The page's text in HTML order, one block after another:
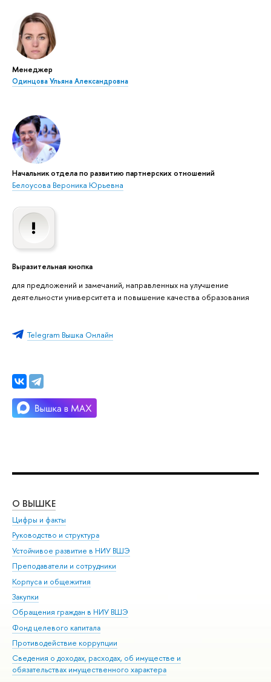
Менеджер
Одинцова Ульяна Александровна
Начальник отдела по развитию партнерских отношений
Белоусова Вероника Юрьевна
Выразительная кнопка
для предложений и замечаний, направленных на улучшение
деятельности университета и повышение качества образования
Telegram Вышка Онлайн
О ВЫШКЕ
Цифры и факты
Руководство и структура
Устойчивое развитие в НИУ ВШЭ
Преподаватели и сотрудники
Корпуса и общежития
Закупки
Обращения граждан в НИУ ВШЭ
Фонд целевого капитала
Противодействие коррупции
Сведения о доходах, расходах, об имуществе и
обязательствах имущественного характера